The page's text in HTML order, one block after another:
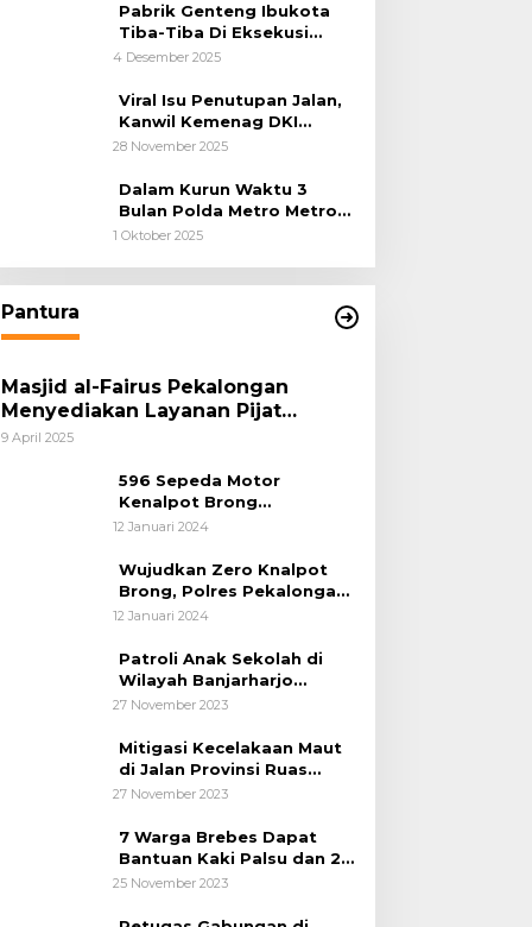
Pabrik Genteng Ibukota
Tiba-Tiba Di Eksekusi
Jurusita Pengadilan Negeri
Hukum Sejak Awal
4 Desember 2025
Viral Isu Penutupan Jalan,
Kanwil Kemenag DKI
Jakarta Luruskan Fakta
28 November 2025
Dalam Kurun Waktu 3
Bulan Polda Metro Metro
Ungkap 1,14 Ton Narkoba
1 Oktober 2025
Pantura
Masjid al-Fairus Pekalongan
Menyediakan Layanan Pijat
hingga Potong Rambut Gratis bagi
9 April 2025
596 Sepeda Motor
Kenalpot Brong
Diamankan Polres
12 Januari 2024
Wujudkan Zero Knalpot
Brong, Polres Pekalongan
Kota Berikan Edukasi
12 Januari 2024
Patroli Anak Sekolah di
Wilayah Banjarharjo
Brebes
27 November 2023
Mitigasi Kecelakaan Maut
di Jalan Provinsi Ruas
Banjarharjo-Salem
27 November 2023
7 Warga Brebes Dapat
Bantuan Kaki Palsu dan 2
Operasi Bibir Sumbing
25 November 2023